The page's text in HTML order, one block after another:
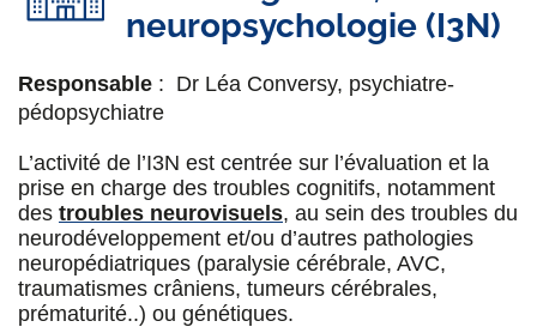
Vincent Petit
Hélène De Saint Vaulry
Infirmière en Pratique Avancée :
Education
thérapeutique,maladie de Wilson, Unité
Parkinson et mouvements anormaux
Stéphanie Morel-Leder
Assistante sociale
Dr Ada Boutelier
Neurologue
Neurologue
Dr Michèle Dicko
Gériatre, praticien titulaire :gériatrie,mémoire
neuropsychologie (I3N)
Responsable : Dr Léa Conversy, psychiatre-
pédopsychiatre
L’activité de l’I3N est centrée sur l’évaluation et la
prise en charge des troubles cognitifs, notamment
des troubles neurovisuels, au sein des troubles du
neurodéveloppement et/ou d’autres pathologies
neuropédiatriques (paralysie cérébrale, AVC,
traumatismes crâniens, tumeurs cérébrales,
prématurité..) ou génétiques.